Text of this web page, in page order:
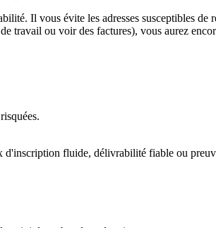
Il vous évite les adresses susceptibles
travail ou voir des factures), vous aurez
fluide, délivrabilité fiable ou